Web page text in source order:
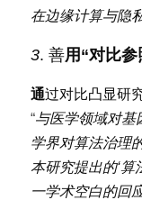
在边缘计算与隐
3. 善用“对比参
通过对比凸显研
“与医学领域对基
学界对算法治理
本研究提出的‘算
一学术空白的回